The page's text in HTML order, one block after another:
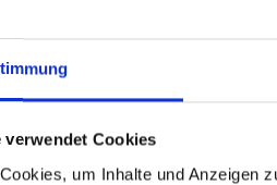
verwendet Cookies
um Inhalte und Anzeigen
als zentrale Anlaufstelle
Kontexten in
aufzubauen.
zwei Anfragen vor, zu